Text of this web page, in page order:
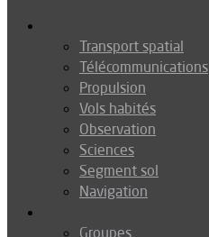
Transport spatial
Télécommunications
Propulsion
Vols habités
Observation
Sciences
Segment sol
Navigation
Groupes